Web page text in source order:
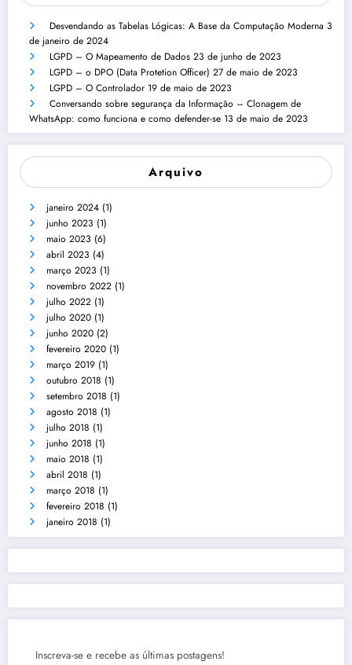
Desvendando as Tabelas Lógicas: A Base da Computação Moderna 3
de janeiro de 2024
LGPD – O Mapeamento de Dados 23 de junho de 2023
LGPD – o DPO (Data Protetion Officer) 27 de maio de 2023
LGPD – O Controlador 19 de maio de 2023
Conversando sobre segurança da Informação – Clonagem de
WhatsApp: como funciona e como defender-se 13 de maio de 2023
Arquivo
janeiro 2024 (1)
junho 2023 (1)
maio 2023 (6)
abril 2023 (4)
março 2023 (1)
novembro 2022 (1)
julho 2022 (1)
julho 2020 (1)
junho 2020 (2)
fevereiro 2020 (1)
março 2019 (1)
outubro 2018 (1)
setembro 2018 (1)
agosto 2018 (1)
julho 2018 (1)
junho 2018 (1)
maio 2018 (1)
abril 2018 (1)
março 2018 (1)
fevereiro 2018 (1)
janeiro 2018 (1)
Inscreva-se e recebe as últimas postagens!